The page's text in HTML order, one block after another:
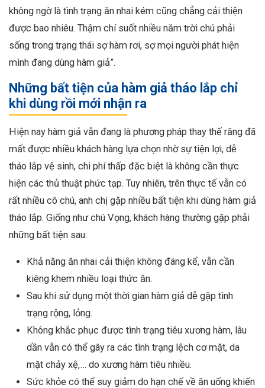
không ngờ là tình trạng ăn nhai kém cũng chẳng cải thiện
được bao nhiêu. Thậm chí suốt nhiều năm trời chú phải
sống trong trạng thái sợ hàm rơi, sợ mọi người phát hiện
mình đang dùng hàm giả”.
Những bất tiện của hàm giả tháo lắp chỉ
khi dùng rồi mới nhận ra
Hiện nay hàm giả vẫn đang là phương pháp thay thế răng đã
mất được nhiều khách hàng lựa chọn nhờ sự tiện lợi, dễ
tháo lắp vệ sinh, chi phí thấp đặc biệt là không cần thực
hiện các thủ thuật phức tạp. Tuy nhiên, trên thực tế vẫn có
rất nhiều cô chú, anh chị gặp nhiều bất tiện khi dùng hàm giả
tháo lắp. Giống như chú Vọng, khách hàng thường gặp phải
những bất tiện sau:
Khả năng ăn nhai cải thiện không đáng kể, vẫn cần
kiêng khem nhiều loại thức ăn.
Sau khi sử dụng một thời gian hàm giả dễ gặp tình
trạng rộng, lỏng.
Không khắc phục được tình trạng tiêu xương hàm, lâu
dần vẫn có thể gây ra các tình trạng lệch cơ mặt, da
mặt chảy xệ,… do xương hàm tiêu nhiều.
Sức khỏe có thể suy giảm do hạn chế về ăn uống khiến